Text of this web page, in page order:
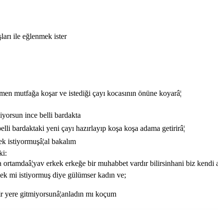
ile eğlenmek ister
mutfağa koşar ve istediği çayı kocasının önüne koyarâ¦
ince belli bardakta
bardaktaki yeni çayı hazırlayıp koşa koşa adama getirirâ¦
istiyormuşâ¦al bakalım
erkek erkeğe bir muhabbet vardır bilirsinhani biz kendi
mi istiyormuş diye gülümser kadın ve;
gitmiyorsunâ¦anladın mı koçum